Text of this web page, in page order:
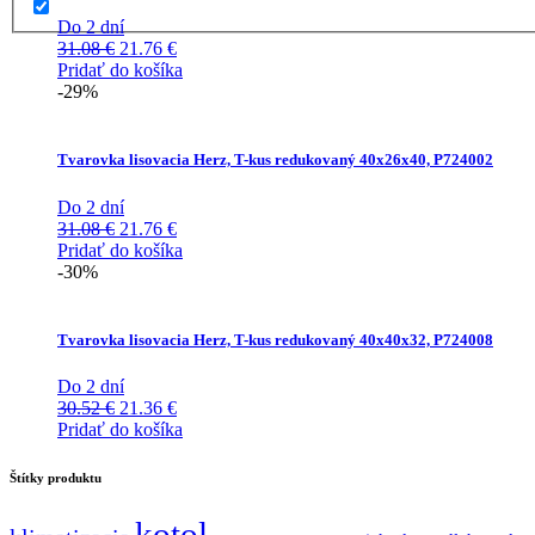
Do 2 dní
31.08€ Pôvodná
cena
21.76 €Aktuálna
cena
Pridať do košíka
-29%
Tvarovka lisovacia Herz, T-kus redukovaný 40x26x40, P724002
Do 2 dní
31.08€ Pôvodná
cena
21.76 €Aktuálna
cena
Pridať do košíka
-30%
Tvarovka lisovacia Herz, T-kus redukovaný 40x40x32, P724008
Do 2 dní
30.52€ Pôvodná
cena
21.36 €Aktuálna
cena
Pridať do košíka
Štítky produktu